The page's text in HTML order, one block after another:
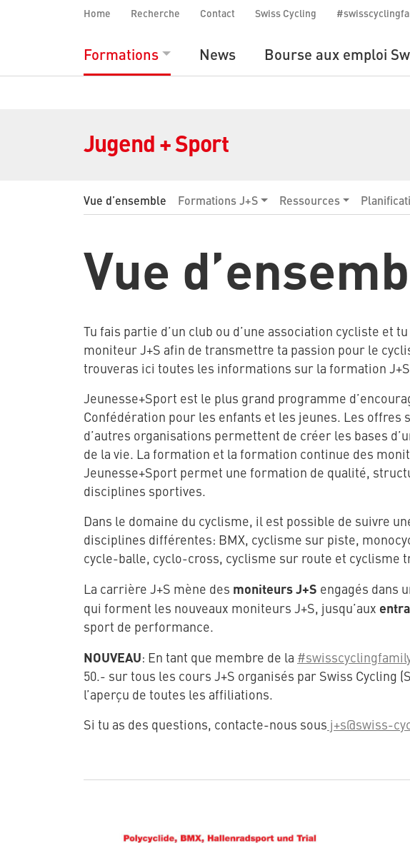
Home Recherche Contact Swiss Cycling
Formations News Bourse aux emploi
Jugend + Sport
Vue d’ensemble Formations J+S Ressources
Vue
Tu fais partie d’un club ou d’une association cycliste et
moniteur J+S afin de transmettre ta passion pour le
trouveras ici toutes les informations sur la formation
Jeunesse+Sport est le plus grand programme
Confédération pour les enfants et les jeunes. Les offres
d’autres organisations permettent de créer les bases
de la vie. La formation et la formation continue des
Jeunesse+Sport permet une formation de qualité,
disciplines sportives.
Dans le domaine du cyclisme, il est possible de suivre
disciplines différentes: BMX, cyclisme sur piste,
cycle-balle, cyclo-cross, cyclisme sur route et cyclisme
La carrière J+S mène des moniteurs J+S engagés dans
qui forment les nouveaux moniteurs J+S, jusqu’aux
sport de performance.
NOUVEAU: En tant que membre de la
50.- sur tous les cours J+S organisés par Swiss Cycling
l’aperçu de toutes les affiliations.
Si tu as des questions, contacte-nous sous j+s@swiss-